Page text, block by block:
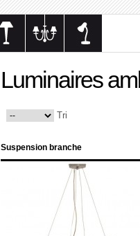
Luminaires
Tri
Suspension branche